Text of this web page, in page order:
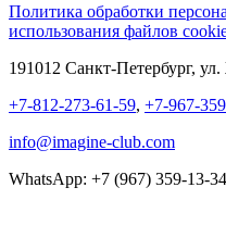
Политика обработки
использования файлов
191012 Санкт-Петербург,
+7-812-273-61-59, +7-967-
info@imagine-club.com
WhatsApp: +7 (967) 359-13-34